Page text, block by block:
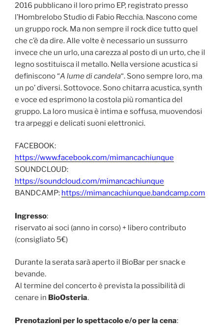
2016 pubblicano il loro primo EP, registrato presso
l’Hombrelobo Studio di Fabio Recchia. Nascono come
un gruppo rock. Ma non sempre il rock dice tutto quel
che c’è da dire. Alle volte è necessario un sussurro
invece che un urlo, una carezza al posto di un urto, che il
legno sostituisca il metallo. Nella versione acustica si
definiscono “A lume di candela“. Sono sempre loro, ma
un po’ diversi. Sottovoce. Sono chitarra acustica, synth
e voce ed esprimono la costola più romantica del
gruppo. La loro musica è intima e soffusa, muovendosi
tra arpeggi e delicati suoni elettronici.
FACEBOOK:
https://www.facebook.com/mimancachiunque
SOUNDCLOUD:
https://soundcloud.com/mimancachiunque
BANDCAMP: https://mimancachiunque.bandcamp.com
Ingresso:
riservato ai soci (anno in corso) + libero contributo
(consigliato 5€)
Durante la serata sarà aperto il BioBar per snack e
bevande.
Al termine del concerto è prevista la possibilità di
cenare in BioOsteria.
Prenotazioni per lo spettacolo e/o per la cena: